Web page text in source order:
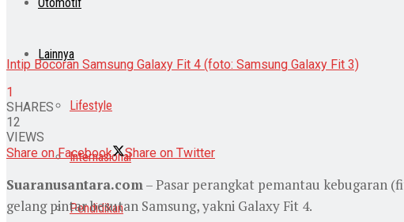
Lainnya
Lifestyle
Internasional
Pendidikan
Intip Bocoran Samsung Galaxy Fit 4 (foto: Samsung Galaxy Fit 3)
1
SHARES
12
VIEWS
Share on Facebook
Share on Twitter
Suaranusantara.com– Pasar perangkat pemantau kebugaran
gelang pintar besutan Samsung, yakni Galaxy Fit 4.